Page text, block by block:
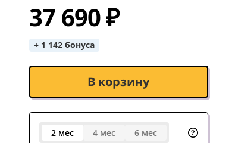
37 690 ₽
+ 1 142 бонуса
В корзину
2 мес 4 мес 6 мес